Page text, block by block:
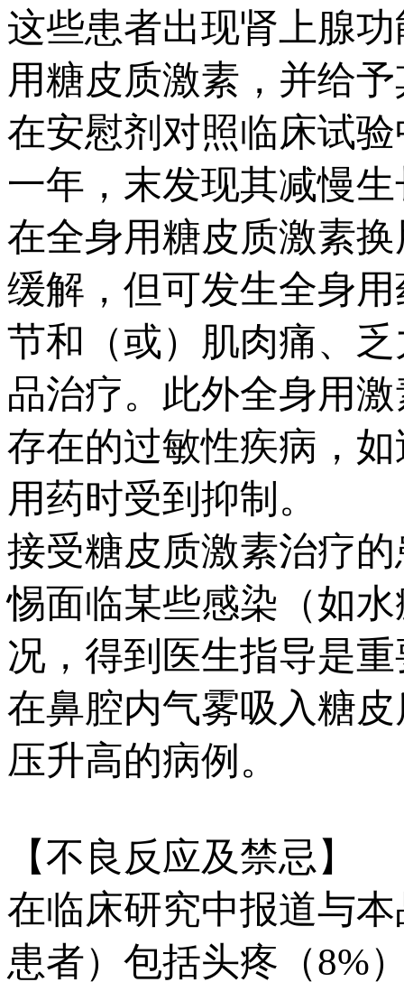
这些患者出现肾上腺
用糖皮质激素，并给
在安慰剂对照临床试
一年，末发现其减慢
在全身用糖皮质激素
缓解，但可发生全身
节和（或）肌肉痛、
品治疗。此外全身用
存在的过敏性疾病，
用药时受到抑制。
接受糖皮质激素治疗
惕面临某些感染（如
况，得到医生指导是
在鼻腔内气雾吸入糖
压升高的病例。
【不良反应及禁忌】
在临床研究中报道与
患者）包括头疼（8%